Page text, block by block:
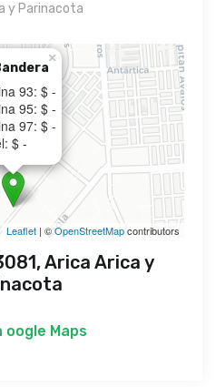
y Parinacota
93: $ -
95: $ -
97: $ -
$ -
×
Leaflet | ©OpenStreetMapcontributors
Arica Arica y
oogle Maps